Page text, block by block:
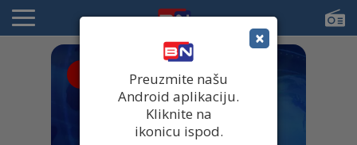
×
Preuzmite našu
Android aplikaciju.
Kliknite na
ikonicu ispod.